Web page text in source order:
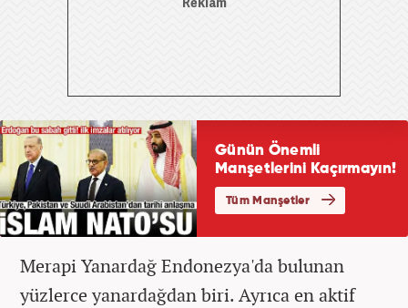
Merapi Yanardağ Endonezya'da bulunan
yüzlerce yanardağdan biri. Ayrıca en aktif